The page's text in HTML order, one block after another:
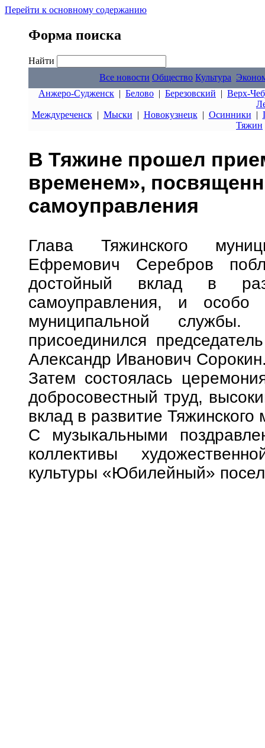
Перейти к основному содержанию
Форма поиска
Найти
Все новости Общество Культура
Анжеро-Судженск | Белово | Березовский | Верх-
Междуреченск| Мыски | Новокузнецк| Осинники |
Тяжин
В Тяжине прошел
временем»,
самоуправления
Глава Тяжинского
Ефремович Серебров
достойный вклад в
самоуправления, и особо
муниципальной
присоединился
Александр Иванович
Затем состоялась
добросовестный труд,
вклад в развитие Тяжинского
С музыкальными
коллективы
культуры «Юбилейный»